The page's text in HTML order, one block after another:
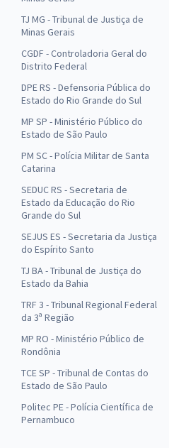
TJ MG - Tribunal de Justiça de
Minas Gerais
CGDF - Controladoria Geral do
Distrito Federal
DPE RS - Defensoria Pública do
Estado do Rio Grande do Sul
MP SP - Ministério Público do
Estado de São Paulo
PM SC - Polícia Militar de Santa
Catarina
SEDUC RS - Secretaria de
Estado da Educação do Rio
Grande do Sul
SEJUS ES - Secretaria da Justiça
do Espírito Santo
TJ BA - Tribunal de Justiça do
Estado da Bahia
TRF 3 - Tribunal Regional Federal
da 3ª Região
MP RO - Ministério Público de
Rondônia
TCE SP - Tribunal de Contas do
Estado de São Paulo
Politec PE - Polícia Científica de
Pernambuco